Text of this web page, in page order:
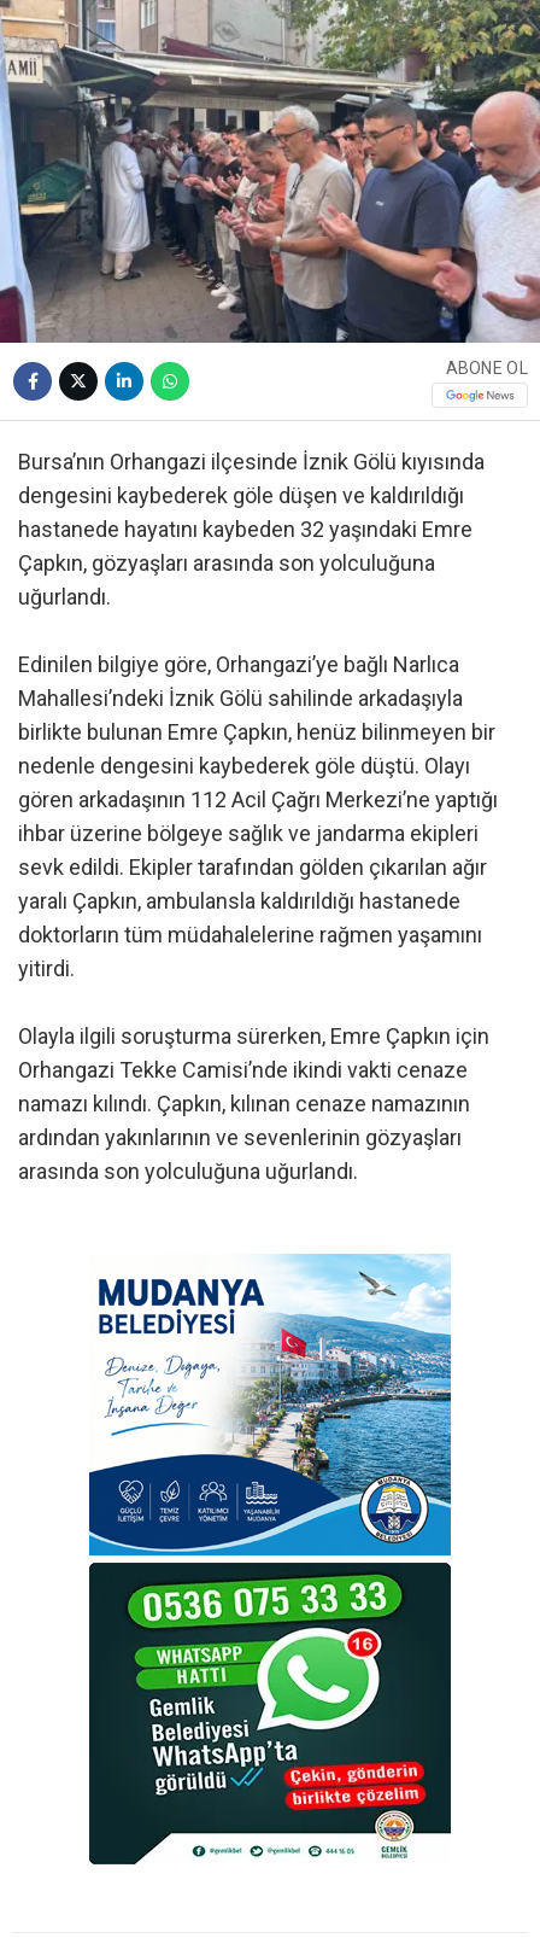
ABONE OL
Bursa’nın Orhangazi ilçesinde İznik Gölü kıyısında
dengesini kaybederek göle düşen ve kaldırıldığı
hastanede hayatını kaybeden 32 yaşındaki Emre
Çapkın, gözyaşları arasında son yolculuğuna
uğurlandı.
Edinilen bilgiye göre, Orhangazi’ye bağlı Narlıca
Mahallesi’ndeki İznik Gölü sahilinde arkadaşıyla
birlikte bulunan Emre Çapkın, henüz bilinmeyen bir
nedenle dengesini kaybederek göle düştü. Olayı
gören arkadaşının 112 Acil Çağrı Merkezi’ne yaptığı
ihbar üzerine bölgeye sağlık ve jandarma ekipleri
sevk edildi. Ekipler tarafından gölden çıkarılan ağır
yaralı Çapkın, ambulansla kaldırıldığı hastanede
doktorların tüm müdahalelerine rağmen yaşamını
yitirdi.
Olayla ilgili soruşturma sürerken, Emre Çapkın için
Orhangazi Tekke Camisi’nde ikindi vakti cenaze
namazı kılındı. Çapkın, kılınan cenaze namazının
ardından yakınlarının ve sevenlerinin gözyaşları
arasında son yolculuğuna uğurlandı.